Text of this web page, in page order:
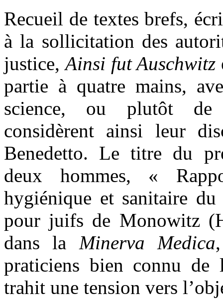
Recueil de textes brefs,
à la sollicitation des
justice,Ainsi fut Auschwitz
partie à quatre mains,
science, ou plutôt de
considèrent ainsi leur
Benedetto. Le titre du
deux hommes, «
hygiénique et sanitaire
pour juifs de Monowitz
dans la Minerva Medica
praticiens bien connu de
trahit une tension vers